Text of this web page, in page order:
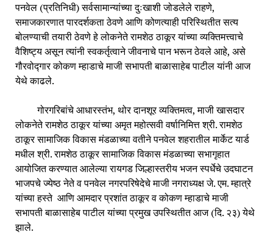
पनवेल (प्रतिनिधी) सर्वसामान्यांच्या दुःखाशी जोडलेले राहणे,
समाजकारणात पारदर्शकता ठेवणे आणि कोणत्याही परिस्थितीत सत्य
बोलण्याची तयारी ठेवणे हे लोकनेते रामशेठ ठाकूर यांच्या व्यक्तिमत्त्वाचे
वैशिष्ट्य असून त्यांनी स्वकर्तृत्वाने जीवनाचे पान भरून ठेवले आहे, असे
गौरवोद्गार कोकण म्हाडाचे माजी सभापती बाळासाहेब पाटील यांनी आज
येथे काढले.
गोरगरिबांचे आधारस्तंभ, थोर दानशूर व्यक्तिमत्व, माजी खासदार
लोकनेते रामशेठ ठाकूर यांच्या अमृत महोत्सवी वर्षानिमित्त श्री. रामशेठ
ठाकूर सामाजिक विकास मंडळाच्या वतीने पनवेल शहरातील मार्केट यार्ड
मधील श्री. रामशेठ ठाकूर सामाजिक विकास मंडळाच्या सभागृहात
आयोजित करण्यात आलेल्या रायगड जिल्हास्तरीय भजन स्पर्धेचे उदघाटन
भाजपचे ज्येष्ठ नेते व पनवेल नगरपरिषेदेचे माजी नगराध्यक्ष जे. एम. म्हात्रे
यांच्या हस्ते आणि आमदार प्रशांत ठाकूर व कोकण म्हाडाचे माजी
सभापती बाळासाहेब पाटील यांच्या प्रमुख उपस्थितीत आज (दि. २३) येथे
झाले.